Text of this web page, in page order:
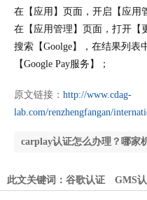
在【应用】页面，开启【应用
在【应用管理】页面，打开【
搜索【Goolge】，在结果列表
【Google Pay服务】；
原文链接： http://www.cdag-
lab.com/renzhengfangan/
carplay认证怎么办理？哪家
此文关键词： 谷歌认证 GMS